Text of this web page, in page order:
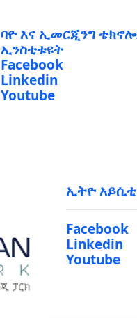
ባዮ እና ኢመርጂንግ
ኢንስቲቱዩት
Facebook
Linkedin
Youtube
ኢትዮ
Facebook
Linkedin
Youtube